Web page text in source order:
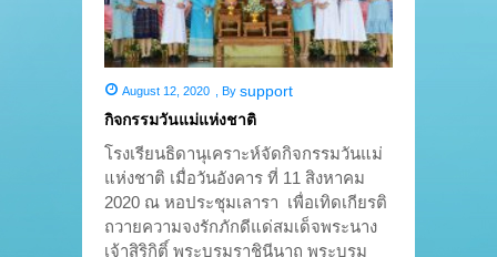
August 12, 2020 , By support
กิจกรรมวันแม่แห่งชาติ
โรงเรียนธิดานุเคราะห์จัดกิจกรรมวันแม่
แห่งชาติ เมื่อวันอังคาร ที่ 11 สิงหาคม
2020 ณ หอประชุมเลารา เพื่อเทิดเกียรติ
ถวายความจงรักภักดีแด่สมเด็จพระนาง
เจ้าสิริกิติ์ พระบรมราชินีนาถ พระบรม